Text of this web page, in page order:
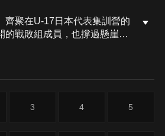
齊聚在U-17日本代表集訓營的
的戰敗組成員，也撐過懸崖上
各個士氣激昂。
3 4 5